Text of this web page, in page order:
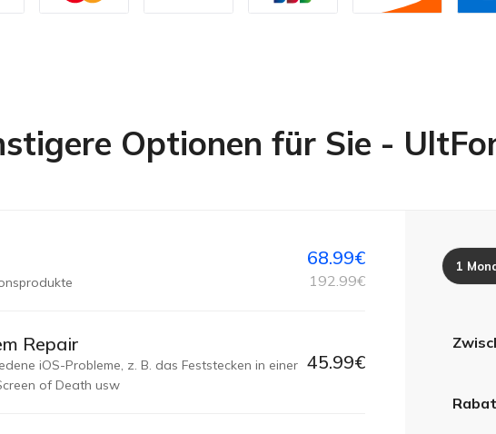
Optionen für Sie -
68.99€
192.99€
Repair
iOS-Probleme, z. B. das Feststecken in einer
of Death usw
45.99€
1